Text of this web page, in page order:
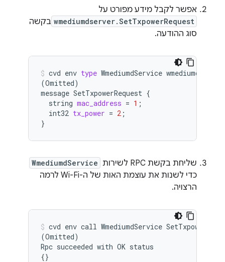
אפשר לקבל מידע מפורט על
wmediumdserver.SetTxpowerRequest בקשה
סוג ההודעה.
cvd env type WmediumdService
(Omitted)
message SetTxpowerRequest {
string mac_address = 1 ;
int32 tx_power = 2 ;
}
שליחת בקשת RPC לשירות WmediumdService
כדי לשנות את עוצמת האות של ה-Wi-Fi לרמה
הרצויה.
cvd env call WmediumdService SetTxpower
(Omitted)
Rpc succeeded with OK
{}